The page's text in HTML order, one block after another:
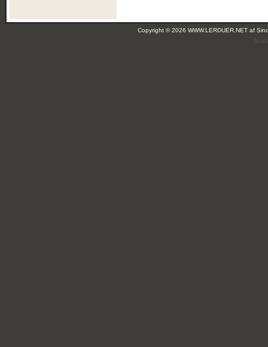
Copyright © 2026 WWW.LERDUER.NET af